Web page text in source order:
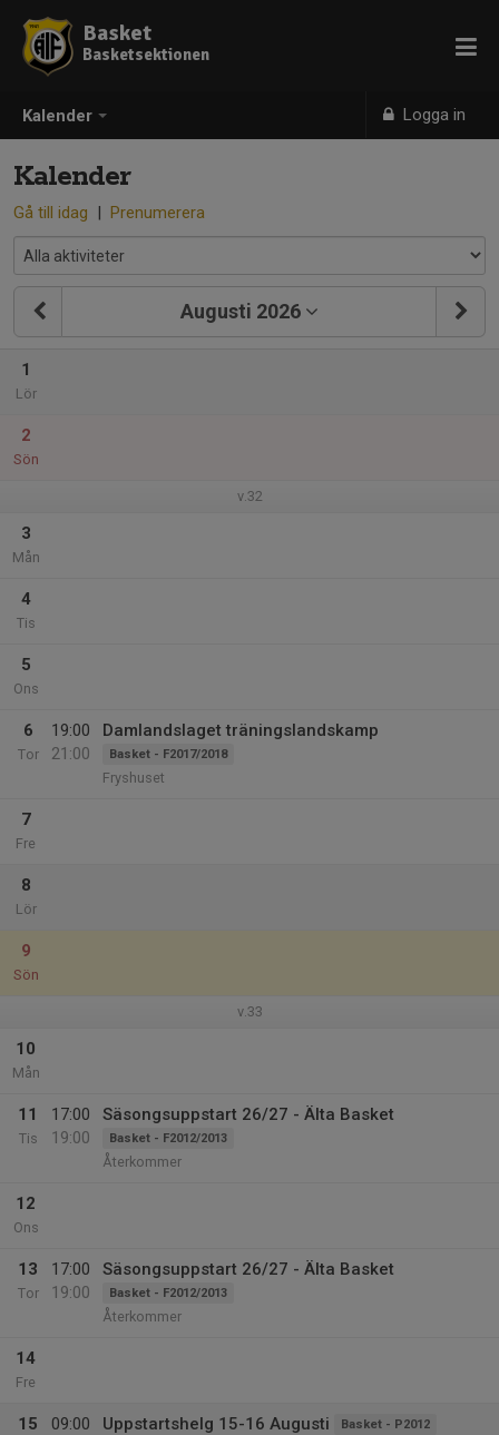
Kalender Logga in
Basket
Basketsektionen
Kalender
Gå till idag | Prenumerera
Augusti 2026
1
Lör
2
Sön
v.32
3
Mån
4
Tis
5
Ons
6
Tor
19:00
21:00
Damlandslaget träningslandskamp
Basket - F2017/2018
Fryshuset
7
Fre
8
Lör
9
Sön
v.33
10
Mån
11
Tis
17:00
19:00
Säsongsuppstart 26/27 - Älta Basket
Basket - F2012/2013
Återkommer
12
Ons
13
Tor
17:00
19:00
Säsongsuppstart 26/27 - Älta Basket
Basket - F2012/2013
Återkommer
14
Fre
15
09:00
Uppstartshelg 15-16 Augusti Basket - P2012